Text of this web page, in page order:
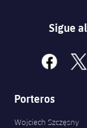
Sigue
facebook
x
Porteros
Wojciech Szczęsny